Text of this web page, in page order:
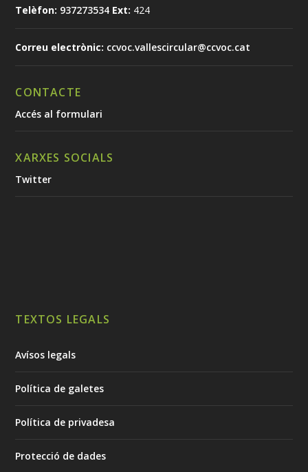
Telèfon: 937273534 Ext: 424
Correu electrònic: ccvoc.vallescircular@ccvoc.cat
CONTACTE
Accés al formulari
XARXES SOCIALS
Twitter
TEXTOS LEGALS
Avísos legals
Política de galetes
Política de privadesa
Protecció de dades